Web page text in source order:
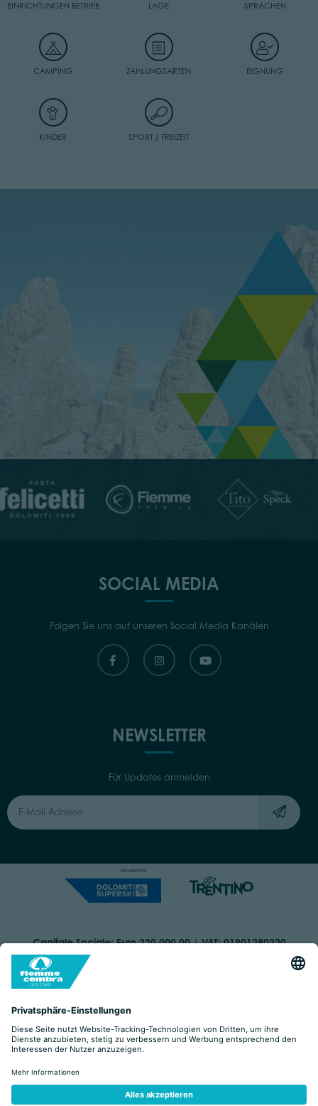
EINRICHTUNGEN BETRIEB LAGE SPRACHEN
CAMPING ZAHLUNGSARTEN EIGNUNG
KINDER SPORT / FREIZEIT
SOCIAL MEDIA
Folgen Sie uns auf unseren Social Media Kanälen
NEWSLETTER
Für Updates anmelden
Capitale Sociale: Euro 220.000,00 | VAT: 01901280220
COOKIES IMPRINT
ORGANIZZAZIONE TRASPARENTE